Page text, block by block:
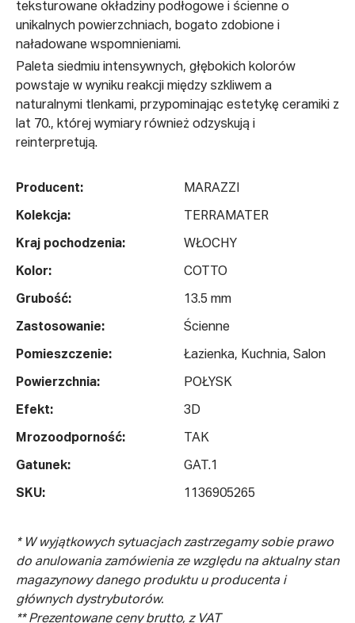
teksturowane okładziny podłogowe i ścienne o
unikalnych powierzchniach, bogato zdobione i
naładowane wspomnieniami.
Paleta siedmiu intensywnych, głębokich kolorów
powstaje w wyniku reakcji między szkliwem a
naturalnymi tlenkami, przypominając estetykę ceramiki z
lat 70., której wymiary również odzyskują i
reinterpretują.
Producent: MARAZZI
Kolekcja: TERRAMATER
Kraj pochodzenia: WŁOCHY
Kolor: COTTO
Grubość: 13.5 mm
Zastosowanie: Ścienne
Pomieszczenie: Łazienka, Kuchnia, Salon
Powierzchnia: POŁYSK
Efekt: 3D
Mrozoodporność: TAK
Gatunek: GAT.1
SKU: 1136905265
* W wyjątkowych sytuacjach zastrzegamy sobie prawo
do anulowania zamówienia ze względu na aktualny stan
magazynowy danego produktu u producenta i
głównych dystrybutorów.
** Prezentowane ceny brutto, z VAT